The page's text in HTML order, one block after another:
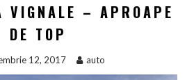
VIGNALE – APROAPE
DE TOP
12, 2017 auto